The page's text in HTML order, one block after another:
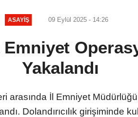
ASAYIŞ 09 Eylül 2025 - 14:26
Yakalandı
arasında İl Emniyet
Dolandırıcılık girişiminde